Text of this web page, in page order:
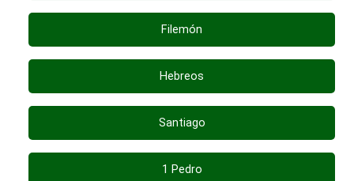
Filemón
Hebreos
Santiago
1 Pedro